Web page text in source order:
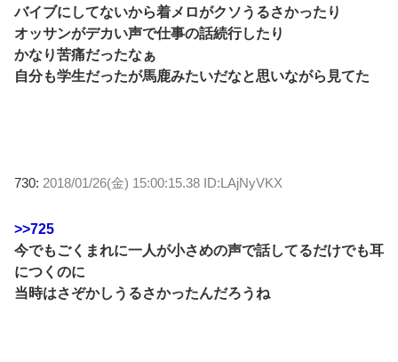
バイブにしてないから着メロがクソうるさかったり
オッサンがデカい声で仕事の話続行したり
かなり苦痛だったなぁ
自分も学生だったが馬鹿みたいだなと思いながら見てた
730: 2018/01/26(金) 15:00:15.38 ID:LAjNyVKX
>>725
今でもごくまれに一人が小さめの声で話してるだけでも耳
につくのに
当時はさぞかしうるさかったんだろうね